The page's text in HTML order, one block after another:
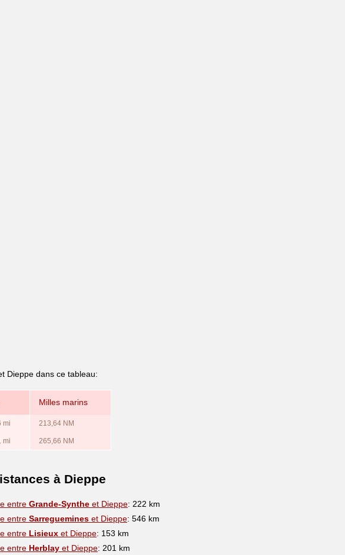
Dieppe dans ce tableau:
Milles marins
mi 213,64 NM
mi 265,66 NM
à Dieppe
entre Grande-Synthe et Dieppe: 222 km
entre Sarreguemines et Dieppe: 546 km
entre Lisieux et Dieppe: 153 km
entre Herblay et Dieppe: 201 km